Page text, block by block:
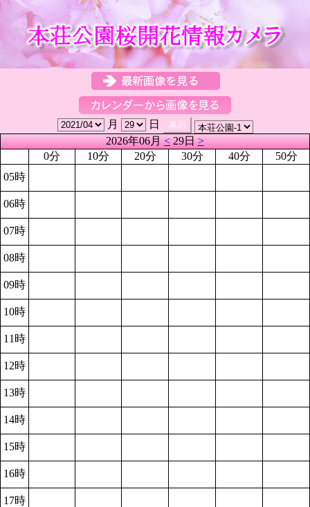
月
日
2026年06月<29日>
0分
10分 20分 30分 40分
50分
05時
06時
07時
08時
09時
10時
11時
12時
13時
14時
15時
16時
17時